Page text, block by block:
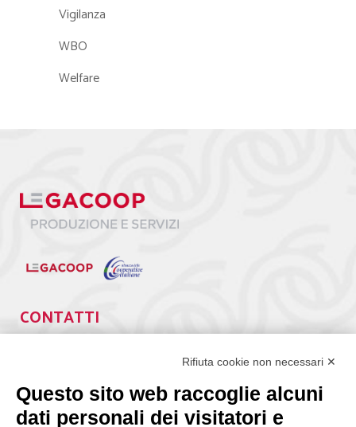
Vigilanza
WBO
Welfare
CONTATTI
segreteria@lps.coop
Rifiuta cookie non necessari ✕
Questo sito web raccoglie alcuni
dati personali dei visitatori e